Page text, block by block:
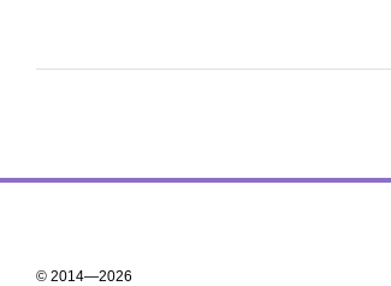
© 2014—2026